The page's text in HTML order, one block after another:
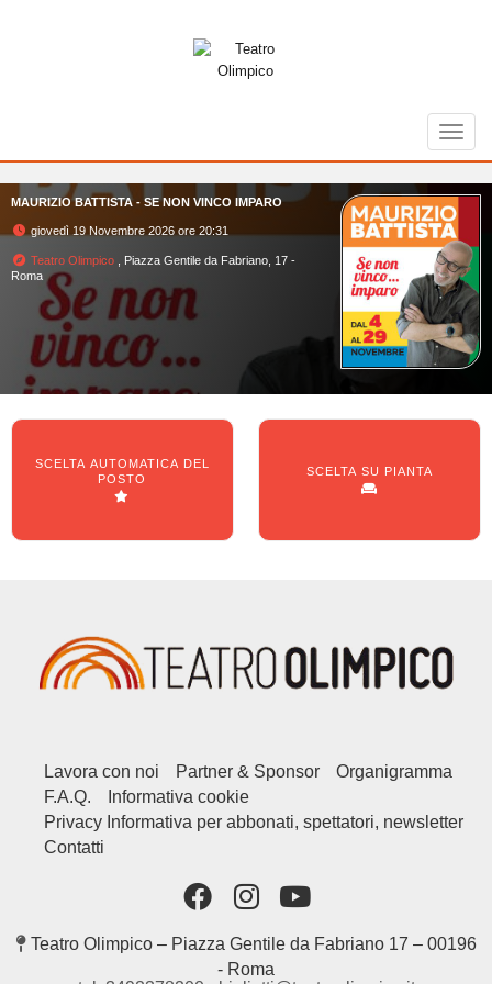
MAURIZIO BATTISTA - SE NON VINCO IMPARO
giovedì 19 Novembre 2026 ore 20:31
Teatro Olimpico , Piazza Gentile da Fabriano, 17 -
Roma
SCELTA AUTOMATICA DEL
POSTO
SCELTA SU PIANTA
Lavora con noi Partner & Sponsor
Organigramma
F.A.Q.
Informativa cookie
Privacy Informativa per abbonati, spettatori, newsletter
Contatti
Teatro Olimpico – Piazza Gentile da Fabriano 17 – 00196
- Roma